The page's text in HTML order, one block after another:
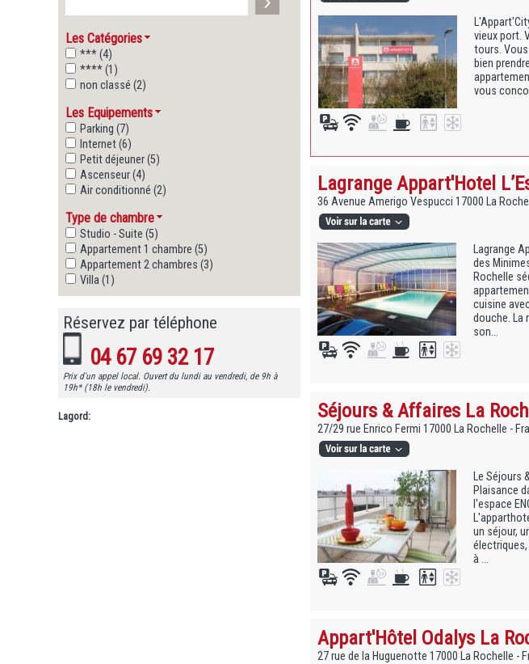
Les Catégories
*** (4)
**** (1)
non classé (2)
Les Equipements
Parking (7)
Internet (6)
Petit déjeuner (5)
Ascenseur (4)
Air conditionné (2)
Type de chambre
Studio - Suite (5)
Appartement 1 chambre (5)
Appartement 2 chambres (3)
Villa (1)
Réservez par téléphone
04 67 69 32 17
Prix d'un appel local. Ouvert du lundi au vendredi, de 9h à
19h* (18h le vendredi).
Lagord:
vieux port.
tours. Vous
bien
vous
Lagrange Appart'Hotel
36 Avenue Amerigo Vespucci 17000 La
Lagrange
des
Rochelle
cuisine
douche. La
son...
Séjours & Affaires La
27/29 rue Enrico Fermi 17000 La Rochelle -
Le Séjours
Plaisance
l'espace
un séjour,
à ...
Appart'Hôtel Odalys La
27 rue de la Huguenotte 17000 La Rochelle -